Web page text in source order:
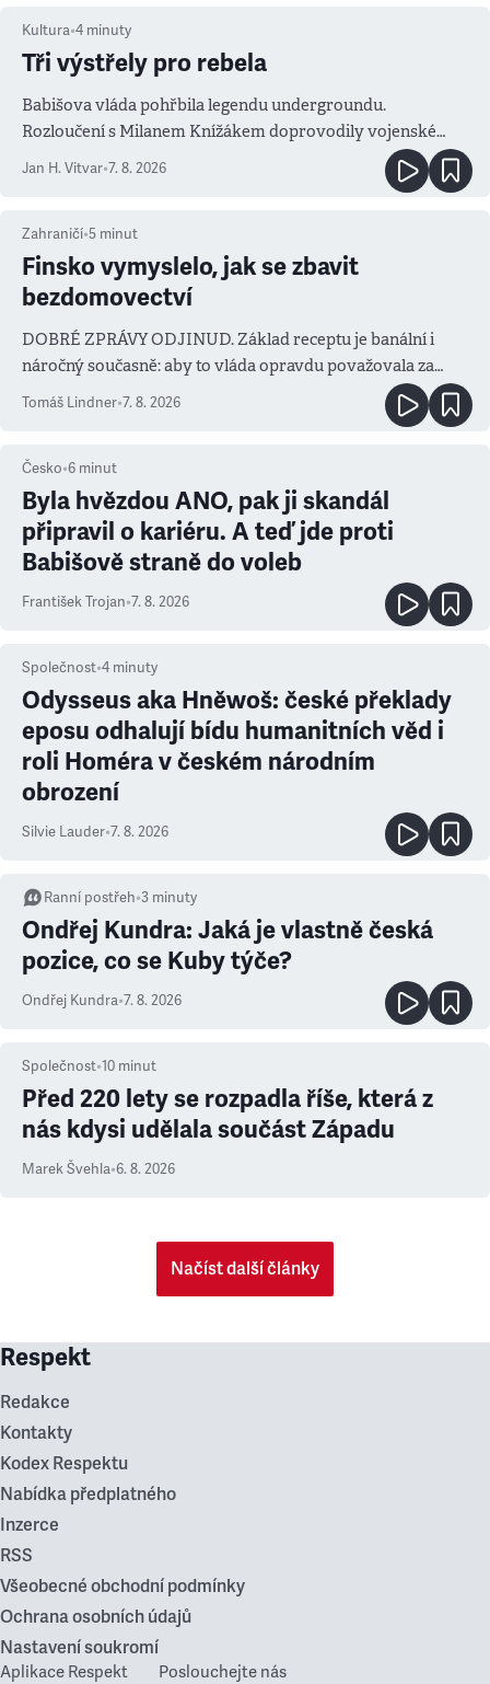
Kultura•4 minuty
Tři výstřely pro rebela
Babišova vláda pohřbila legendu undergroundu.
Rozloučení s Milanem Knížákem doprovodily vojenské
salvy i kritika pokrokářů
Jan H. Vitvar•7. 8. 2026
Zahraničí•5 minut
Finsko vymyslelo, jak se zbavit
bezdomovectví
DOBRÉ ZPRÁVY ODJINUD. Základ receptu je banální i
náročný současně: aby to vláda opravdu považovala za
prioritu
Tomáš Lindner•7. 8. 2026
Česko•6 minut
Byla hvězdou ANO, pak ji skandál
připravil o kariéru. A teď jde proti
Babišově straně do voleb
František Trojan•7. 8. 2026
Společnost•4 minuty
Odysseus aka Hněwoš: české překlady
eposu odhalují bídu humanitních věd i
roli Homéra v českém národním
obrození
Silvie Lauder•7. 8. 2026
Ranní postřeh•3 minuty
Ondřej Kundra: Jaká je vlastně česká
pozice, co se Kuby týče?
Ondřej Kundra•7. 8. 2026
Společnost•10 minut
Před 220 lety se rozpadla říše, která z
nás kdysi udělala součást Západu
Marek Švehla•6. 8. 2026
Načíst další články
Respekt
Redakce
Kontakty
Kodex Respektu
Nabídka předplatného
Inzerce
RSS
Všeobecné obchodní podmínky
Ochrana osobních údajů
Nastavení soukromí
Aplikace Respekt Poslouchejte nás